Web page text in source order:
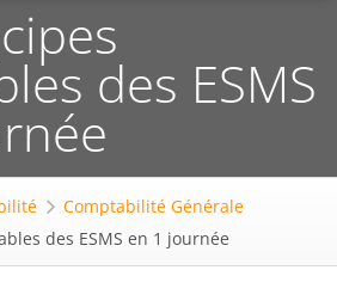
des ESMS
Comptabilité Générale
des ESMS en 1 journée